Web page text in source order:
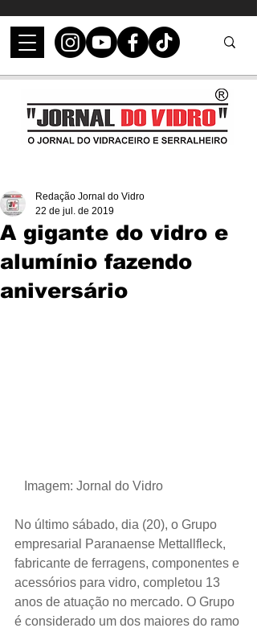
A gigante do vidro e
alumínio fazendo
aniversário
Redação Jornal do Vidro
22 de jul. de 2019
Imagem: Jornal do Vidro
No último sábado, dia (20), o Grupo
empresarial Paranaense Mettallfleck,
fabricante de ferragens, componentes e
acessórios para vidro, completou 13
anos de atuação no mercado. O Grupo
é considerado um dos maiores do ramo